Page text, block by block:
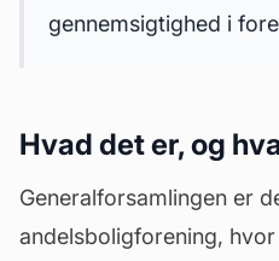
gennemsigtighed i
Hvad det er, og
Generalforsamlingen er
andelsboligforening,